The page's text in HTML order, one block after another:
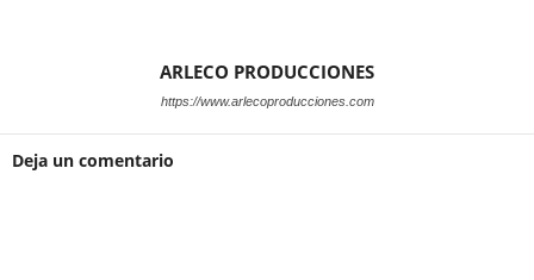
ARLECO PRODUCCIONES
https://www.arlecoproducciones.com
Deja un comentario